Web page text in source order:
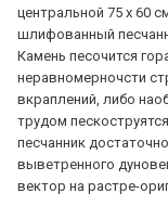
центральной 75 х 60
шлифованный
Камень песочится
неравномерночсти
вкраплений, либо
трудом
песчанник
выветренного
вектор на растре-